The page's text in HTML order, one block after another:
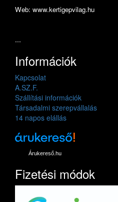
Web: www.kertigepvilag.hu
...
Információk
Kapcsolat
A.SZ.F.
Szállítási információk
Társadalmi szerepvállalás
14 napos elállás
Árukereső.hu
Fizetési módok